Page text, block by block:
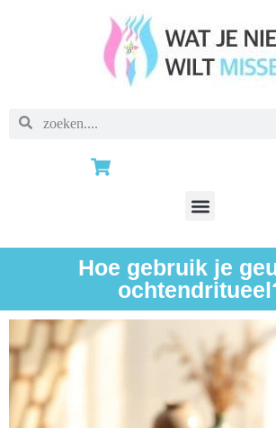
Hoe gebruik je